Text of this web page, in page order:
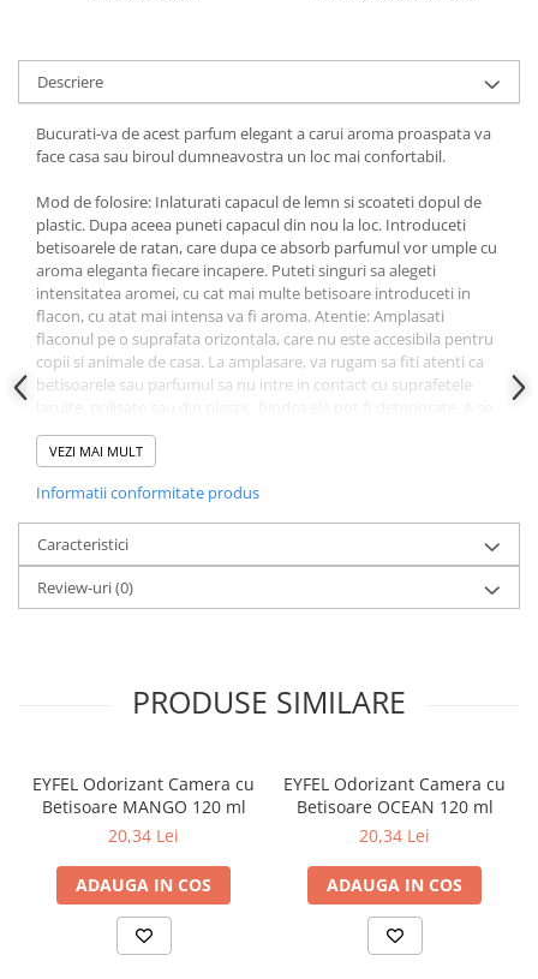
Descriere
Bucurati-va de acest parfum elegant a carui aroma proaspata va
face casa sau biroul dumneavostra un loc mai confortabil.
Mod de folosire: Inlaturati capacul de lemn si scoateti dopul de
plastic. Dupa aceea puneti capacul din nou la loc. Introduceti
betisoarele de ratan, care dupa ce absorb parfumul vor umple cu
aroma eleganta fiecare incapere. Puteti singuri sa alegeti
intensitatea aromei, cu cat mai multe betisoare introduceti in
flacon, cu atat mai intensa va fi aroma. Atentie: Amplasati
flaconul pe o suprafata orizontala, care nu este accesibila pentru
copii si animale de casa. La amplasare, va rugam sa fiti atenti ca
betisoarele sau parfumul sa nu intre in contact cu suprafetele
pastra si utiliza la temperaturi de la 5 la 30 grade Celsius. Nu
expuneti la lumina directa a soarelui
VEZI MAI MULT
Informatii conformitate produs
Caracteristici
Review-uri(0)
PRODUSE SIMILARE
EYFEL Odorizant Camera cu
Betisoare MANGO 120 ml
20,34 Lei
ADAUGA IN COS
EYFEL Odorizant Camera cu
Betisoare OCEAN 120 ml
20,34 Lei
ADAUGA IN COS